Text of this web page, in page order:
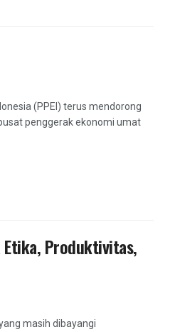
(PPEI) terus mendorong
penggerak ekonomi umat
Etika, Produktivitas,
masih dibayangi